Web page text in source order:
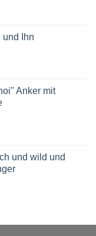
und Ihn
Anker mit
und wild und